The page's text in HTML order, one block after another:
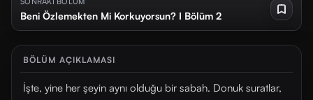
Beni Özlemekten Mi Korkuyorsun? I Bölüm 2
BÖLÜM AÇIKLAMASI
İşte, yine her şeyin aynı olduğu bir sabah. Donuk suratlar,